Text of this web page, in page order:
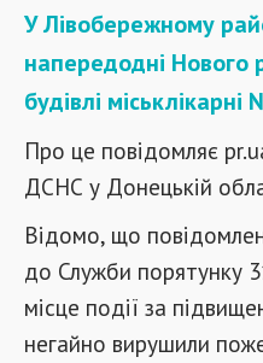
У Лівобережному
напередодні Нового
будівлі міськлікарні
Про це повідомляє
ДСНС у Донецькій
Відомо, що
до Служби порятунку
місце події за
негайно вирушили